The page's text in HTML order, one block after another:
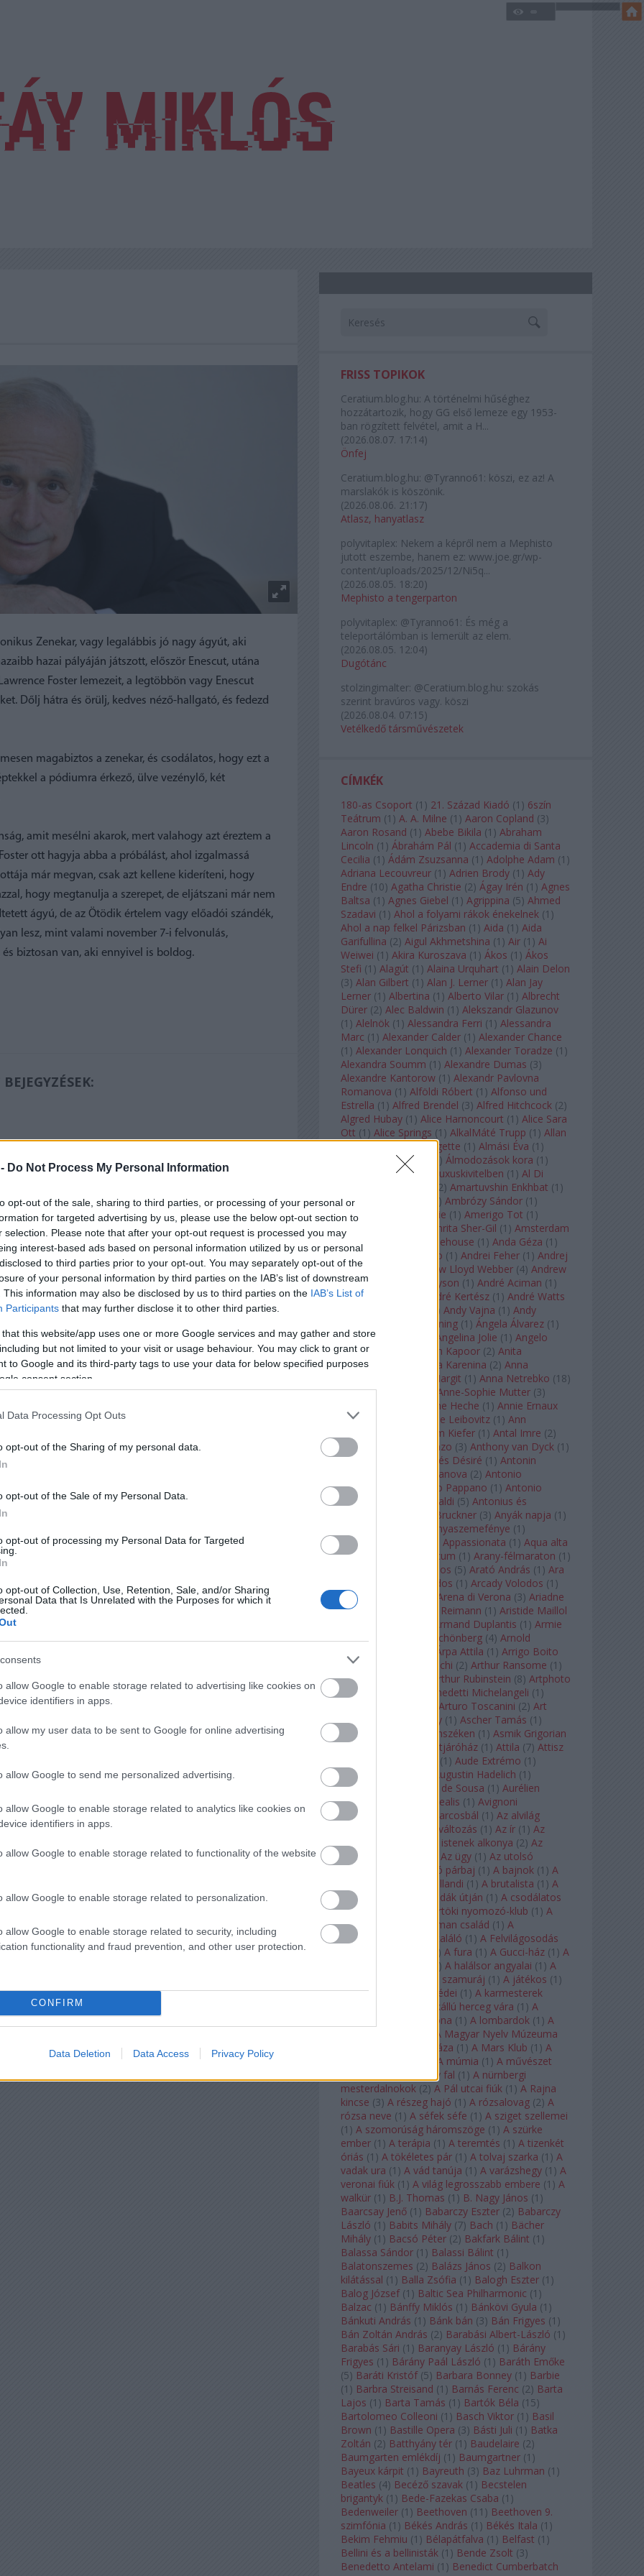
Do Not Process My Personal Information
opt-out of the sale, sharing to third parties, or processing of your personal or
for targeted advertising by us, please use the below opt-out section to
selection. Please note that after your opt-out request is processed you may
interest-based ads based on personal information utilized by us or personal
to third parties prior to your opt-out. You may separately opt-out of the
of your personal information by third parties on the IAB’s list of downstream
This information may also be disclosed by us to third parties on the IAB’s List of
Participants that may further disclose it to other third parties.
that this website/app uses one or more Google services and may gather and store
but not limited to your visit or usage behaviour. You may click to grant or
to Google and its third-party tags to use your data for below specified purposes
consent section.
Data Processing Opt Outs
opt-out of the Sharing of my personal data.
opt-out of the Sale of my Personal Data.
opt-out of processing my Personal Data for Targeted
opt-out of Collection, Use, Retention, Sale, and/or Sharing
Data that Is Unrelated with the Purposes for which it
allow Google to enable storage related to advertising like cookies on
identifiers in apps.
allow my user data to be sent to Google for online advertising
allow Google to send me personalized advertising.
allow Google to enable storage related to analytics like cookies on
identifiers in apps.
allow Google to enable storage related to functionality of the website
allow Google to enable storage related to personalization.
allow Google to enable storage related to security, including
functionality and fraud prevention, and other user protection.
CONFIRM
Data Deletion Data Access Privacy Policy
Zenekar, vagy legalábbis jó nagy ágyút, aki
hazai pályáján játszott, először Enescut, utána
Foster lemezeit, a legtöbbön vagy Enescut
Dőlj hátra és örülj, kedves néző-hallgató, és fedezd
magabiztos a zenekar, és csodálatos, hogy ezt a
a pódiumra érkező, ülve vezénylő, két
amit mesélni akarok, mert valahogy azt éreztem a
ott hagyja abba a próbálást, ahol izgalmassá
már megvan, csak azt kellene kideríteni, hogy
hogy megtanulja a szerepet, de eljátszani már nem
ágyú, de az Ötödik értelem vagy előadói szándék,
lesz, mint valami november 7-i felvonulás,
biztosan van, aki ennyivel is boldog.
TRACKBACK CÍME:
trackback/id/18079138
tartalomnak minősülnek, értük aszolgáltatás technikaiüzemeltetője
esetén forduljon a blog szerkesztőjéhez. Részletek a
tájékoztatóban.
FRISS TOPIKOK
Ceratium.blog.hu: A történelmi hűséghez
hozzátartozik, hogy GG első lemeze egy 1953-
ban rögzített felvétel, amit a H...
(2026.08.07. 17:14)
Önfej
Ceratium.blog.hu: @Tyranno61: köszi, ez az! A
marslakók is köszönik.
(2026.08.06. 21:17)
Atlasz, hanyatlasz
polyvitaplex: Nekem a képről nem a Mephisto
jutott eszembe, hanem ez: www.joe.gr/wp-
content/uploads/2025/12/Ni5q...
(2026.08.05. 18:20)
Mephisto a tengerparton
polyvitaplex: @Tyranno61: És még a
teleportálómban is lemerült az elem.
(2026.08.05. 12:04)
Dugótánc
stolzingimalter: @Ceratium.blog.hu: szokás
szerint bravúros vagy. köszi
(2026.08.04. 07:15)
Vetélkedő társművészetek
CÍMKÉK
180-as Csoport (1 ) 21. Század Kiadó (1 ) 6szín
Teátrum (1 ) A. A. Milne (1 ) Aaron Copland (3)
Aaron Rosand (1 ) Abebe Bikila (1 ) Abraham
Lincoln (1 ) Ábrahám Pál (1 ) Accademia di Santa
Cecilia (1 ) Ádám Zsuzsanna (1 ) Adolphe Adam (1 )
Adriana Lecouvreur (1 ) Adrien Brody (1 ) Ady
Endre (10) Agatha Christie (2) Ágay Irén (1 ) Agnes
Baltsa (1 ) Agnes Giebel (1 ) Agrippina (5) Ahmed
Szadavi (1 ) Ahol a folyami rákok énekelnek (1 )
Ahol a nap felkel Párizsban (1 ) Aida (1 ) Aida
Garifullina (2) Aigul Akhmetshina (1 ) Air (1 ) Ai
Weiwei (1 ) Akira Kuroszava (1 ) Ákos (1 ) Ákos
Stefi (1 ) Alagút (1 ) Alaina Urquhart (1 ) Alain Delon
(3) Alan Gilbert (1 ) Alan J. Lerner (1 ) Alan Jay
Lerner (1 ) Albertina (1 ) Alberto Vilar (1 ) Albrecht
Dürer (2) Alec Baldwin (1 ) Alekszandr Glazunov
(1 ) Alelnök (1 ) Alessandra Ferri (1 ) Alessandra
Marc (1 ) Alexander Calder (1 ) Alexander Chance
(1 ) Alexander Lonquich (1 ) Alexander Toradze (1 )
Alexandra Soumm (1 ) Alexandre Dumas (3)
Alexandre Kantorow (1 ) Alexandr Pavlovna
Romanova (1 ) Alföldi Róbert (1 ) Alfonso und
Estrella (1 ) Alfred Brendel (3) Alfred Hitchcock (2)
Algred Hubay (1 ) Alice Harnoncourt (1 ) Alice Sara
Ott (1 ) Alice Springs (1 ) AlkalMáté Trupp (1 ) Allan
Clayton (1) Allen Midgette (1 ) Almási Éva (1 )
Almásy László Ede
) Álmodozások kora (1 )
(1 Álom luxuskivitelben (1 ) Al Di
2) Amartuvshin Enkhbat (1 )
Ambroise Thomas
) Ambrózy Sándor (1 )
Ambrus Kyri
Amélie (1 ) Amerigo Tot (1 )
Amikor Galéria
Amrita Sher-Gil (1 ) Amsterdam
Baroque
Amy Winehouse (1 ) Anda Géza (1 )
Andrea del Verrocchio (1 ) Andrei Feher (1 ) Andrej
Tarkovszkij
Andrew Lloyd Webber (4) Andrew
Staples
Andrew Tyson (1 ) André Aciman (1 )
André Chenier
André Kertész (1 ) André Watts
) Andy Vajna (1 ) Andy
Anette Bening (1 ) Ángela Álvarez (1 )
Angela Lansbury
Angelina Jolie (1 ) Angelo
Badalamenti
Anish Kapoor (2) Anita
Rachvelishvili
Anna Karenina (2) Anna
Anna Margit (1 ) Anna Netrebko (18)
Anna Vinnitskaya
Anne-Sophie Mutter (3)
Anne Heche (1 ) Annie Ernaux
1) Annie Hall Annie Leibovitz (1 ) Ann
Anselm Kiefer (1 ) Antal Imre (2)
Anthony Roth Costanzo (3) Anthony van Dyck (1 )
Antinous
Antoine és Désiré (1 ) Antonin
Antonio Canova (2) Antonio
Margheriti
Antonio Pappano (1 ) Antonio
Salieri
Antonio Vivaldi (5) Antonius és
Anton Bruckner (3) Anyák napja (1 )
Anyaszemefénye (1 )
Apokalipszis most
Appassionata (1 ) Aqua alta
(1) Aquileia Aquincum (1 ) Arany-félmaraton (1 )
Arany János (5) Arató András (1 ) Ara
Arcadi Volodos (1 ) Arcady Volodos (1 )
Arcangelo Corelli
Arena di Verona (3) Ariadne
auf Naxos
Aribert Reimann (1 ) Aristide Maillol
Armand Duplantis (1 ) Armie
Hammer
Arnold Schönberg (4) Arnold
Árpa Attila (1 ) Arrigo Boito
) Artemisia Gentileschi (2) Arthur Ransome (1 )
Arthur Rimbaud
Arthur Rubinstein (8) Artphoto
Galéria
Arturo Benedetti Michelangeli (1 )
Arturo Toscanini (2) Art
Garfunkel
Art Shay (1 ) Ascher Tamás (1 )
Ascher Tamás Háromszéken (1 ) Asmik Grigorian
(2) Átjáróház (1 ) Attila (7) Attisz
(1 ) Aude Extrémo (1 )
Audrey Hepburn
Augustin Hadelich (1 )
Aurelianus
Aurelia de Sousa (1 ) Aurélien
Pascal
Aurora borealis (1 ) Avignoni
szerelmesek
Az álarcosbál (1 ) Az alvilág
Az átváltozás (1 ) Az ír (1 ) Az
isenheimi oltár
Az istenek alkonya (2) Az
olvasás éjszakája
Az ügy (1 ) Az utolsó
mohikán
Az utolsó párbaj (1 ) A bajnok (1 ) A
A bolygó hollandi (1 ) A brutalista (1 ) A
Chorus Line
A csodák útján (1 ) A csodálatos
mandarin
A csütörtöki nyomozó-klub (1 ) A
doktor úr
A Fabelman család (1 ) A
félkegyelmű
A feltaláló (1 ) A Felvilágosodás
) A fura (1 ) A Gucci-ház (1 ) A
) A halálsor angyalai (1 ) A
A hét szamuráj (1 ) A játékos (1 )
A karmeliták párbeszédei (1 ) A karmesterek
A kékszakállú herceg vára (1 ) A
A korona (1 ) A lombardok (1 ) A
A Magyar Nyelv Múzeuma
A Magyar Zene Háza (1 ) A Mars Klub (1 ) A
A múmia (1 ) A művészet
A nagy fal (1 ) A nürnbergi
mesterdalnokok (2) A Pál utcai fiúk (1 ) A Rajna
kincse (3) A részeg hajó (1 ) A rózsalovag (2) A
rózsa neve (1 ) A séfek séfe (1 ) A sziget szellemei
(1 ) A szomorúság háromszöge (1 ) A szürke
ember (1 ) A terápia (1 ) A teremtés (1 ) A tizenkét
óriás (1 ) A tökéletes pár (1 ) A tolvaj szarka (1 ) A
vadak ura (1 ) A vád tanúja (1 ) A varázshegy (1 ) A
veronai fiúk (1 ) A világ legrosszabb embere (1 ) A
walkür (1 ) B.J. Thomas (1 ) B. Nagy János (1 )
Baarcsay Jenő (1 ) Babarczy Eszter (2) Babarczy
László (1 ) Babits Mihály (7) Bach (1 ) Bächer
Mihály (1 ) Bacsó Péter (2) Bakfark Bálint (1 )
Balassa Sándor (1 ) Balassi Bálint (1 )
Balatonszemes (2) Balázs János (2) Balkon
kilátással (1 ) Balla Zsófia (1 ) Balogh Eszter (1 )
Balog József (1 ) Baltic Sea Philharmonic (1 )
Balzac (1 ) Bánffy Miklós (1 ) Bánkövi Gyula (1 )
Bánkuti András (1 ) Bánk bán (3) Bán Frigyes (1 )
Bán Zoltán András (2) Barabási Albert-László (1 )
Barabás Sári (1 ) Baranyay László (1 ) Bárány
Frigyes (1 ) Bárány Paál László (1 ) Baráth Emőke
(5) Baráti Kristóf (5) Barbara Bonney (1 ) Barbie
(1 ) Barbra Streisand (1 ) Barnás Ferenc (2) Barta
Lajos (1 ) Barta Tamás (1 ) Bartók Béla (15)
Bartolomeo Colleoni (1 ) Basch Viktor (1 ) Basil
Brown (1 ) Bastille Opera (3) Básti Juli (1 ) Batka
Zoltán (2) Batthyány tér (1 ) Baudelaire (2)
Baumgarten emlékdíj (1 ) Baumgartner (1 )
Bayeux kárpit (1 ) Bayreuth (3) Baz Luhrman (1 )
Beatles (4) Becéző szavak (1 ) Becstelen
brigantyk (1 ) Bede-Fazekas Csaba (1 )
Bedenweiler (1 ) Beethoven (11 ) Beethoven 9.
szimfónia (1 ) Békés András (1 ) Békés Itala (1 )
Bekim Fehmiu (1 ) Bélapátfalva (1 ) Belfast (1 )
Bellini és a bellinisták (1 ) Bende Zsolt (3)
Benedetto Antelami (1 ) Benedict Cumberbatch